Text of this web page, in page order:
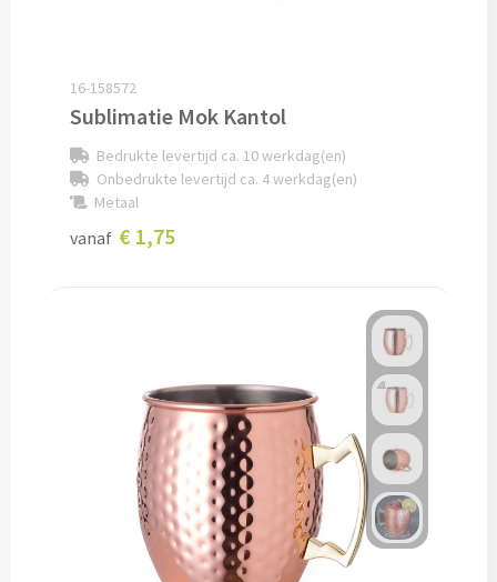
Pepermunt bedrukken
Snoeppotten bedrukken
Chocolade & Bonbons bedrukken
Kauwgom bedrukken
Alle snoep artikelen
Koeken & Chips
16-158572
Sublimatie Mok Kantol
Bedrukte levertijd ca. 10 werkdag(en)
Onbedrukte levertijd ca. 4 werkdag(en)
Metaal
vanaf € 1,75